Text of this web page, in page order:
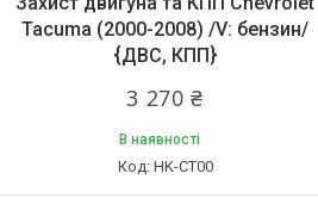
Tacuma (2000-2008) /V: бензин/
{ДВС, КПП}
3 270 ₴
В наявності
HK-CT00